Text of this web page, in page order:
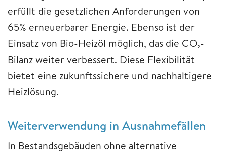
erfüllt die gesetzlichen Anforderungen von
65% erneuerbarer Energie. Ebenso ist der
Einsatz von Bio-Heizöl möglich, das die CO₂-
Bilanz weiter verbessert. Diese Flexibilität
bietet eine zukunftssichere und nachhaltigere
Heizlösung.
Weiterverwendung in Ausnahmefällen
In Bestandsgebäuden ohne alternative